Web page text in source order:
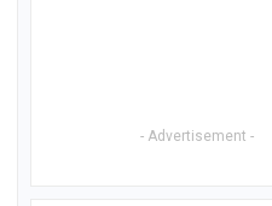
- Advertisement -